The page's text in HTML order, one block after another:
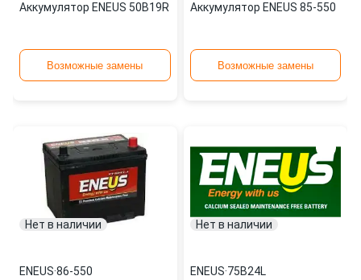
Аккумулятор ENEUS 50B19R
Возможные замены
Аккумулятор ENEUS 85-550
Возможные замены
Нет в наличии
ENEUS·86-550
Нет в наличии
ENEUS·75B24L